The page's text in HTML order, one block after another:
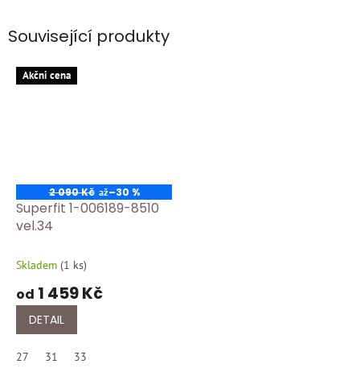
Související produkty
Akčni cena
2 090 Kč až–30 %
Superfit 1-006189-8510
vel.34
Skladem (1 ks)
od 1 459 Kč
DETAIL
27 31 33